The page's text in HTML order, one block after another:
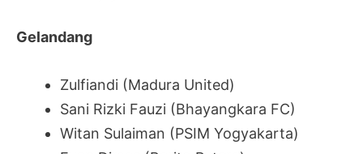
Gelandang
Zulfiandi (Madura United)
Sani Rizki Fauzi (Bhayangkara FC)
Witan Sulaiman (PSIM Yogyakarta)